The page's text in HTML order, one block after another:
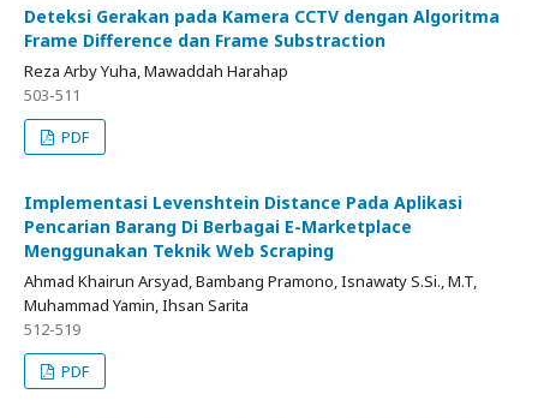
Deteksi Gerakan pada Kamera CCTV dengan Algoritma
Frame Difference dan Frame Substraction
Reza Arby Yuha, Mawaddah Harahap
503-511
PDF
Implementasi Levenshtein Distance Pada Aplikasi
Pencarian Barang Di Berbagai E-Marketplace
Menggunakan Teknik Web Scraping
Ahmad Khairun Arsyad, Bambang Pramono, Isnawaty S.Si., M.T,
Muhammad Yamin, Ihsan Sarita
512-519
PDF